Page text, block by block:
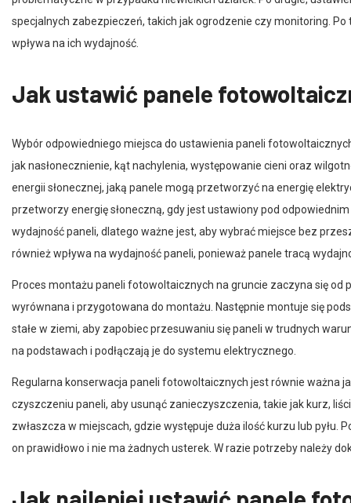
specjalnych zabezpieczeń, takich jak ogrodzenie czy monitoring.
wpływa na ich wydajność.
jak nasłonecznienie, kąt nachylenia, występowanie cieni oraz
energii słonecznej, jaką panele mogą przetworzyć na energię
przetworzy energię słoneczną, gdy jest ustawiony pod
wydajność paneli, dlatego ważne jest, aby wybrać miejsce bez
również wpływa na wydajność paneli, ponieważ panele tracą
wyrównana i przygotowana do montażu. Następnie montuje się
stałe w ziemi, aby zapobiec przesuwaniu się paneli w trudnych
na podstawach i podłączają je do systemu elektrycznego.
czyszczeniu paneli, aby usunąć zanieczyszczenia, takie jak kurz,
zwłaszcza w miejscach, gdzie występuje duża ilość kurzu lub pyłu.
on prawidłowo i nie ma żadnych usterek. W razie potrzeby należy